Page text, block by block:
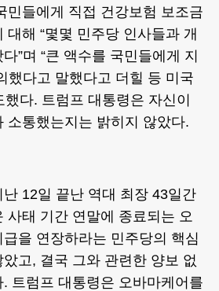
민들에게 직접 건강보험 보조금
대해 “몇몇 민주당 인사들과 개
”며 “큰 액수를 국민들에게 지
했다고 말했다고 더힐 등 미국
다. 트럼프 대통령은 자신이
소통했는지는 밝히지 않았다.
난 12일 끝난 역대 최장 43일간
사태 기간 연말에 종료되는 오
을 연장하라는 민주당의 핵심
고, 결국 그와 관련한 양보 없
트럼프 대통령은 오바마케어를